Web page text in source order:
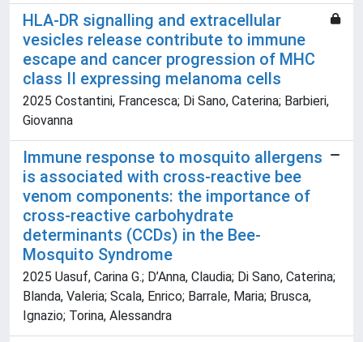
HLA-DR signalling and extracellular
vesicles release contribute to immune
escape and cancer progression of MHC
class II expressing melanoma cells
2025 Costantini, Francesca; Di Sano, Caterina; Barbieri,
Giovanna
Immune response to mosquito allergens
is associated with cross-reactive bee
venom components: the importance of
cross-reactive carbohydrate
determinants (CCDs) in the Bee-
Mosquito Syndrome
2025 Uasuf, Carina G.; D’Anna, Claudia; Di Sano, Caterina;
Blanda, Valeria; Scala, Enrico; Barrale, Maria; Brusca,
Ignazio; Torina, Alessandra